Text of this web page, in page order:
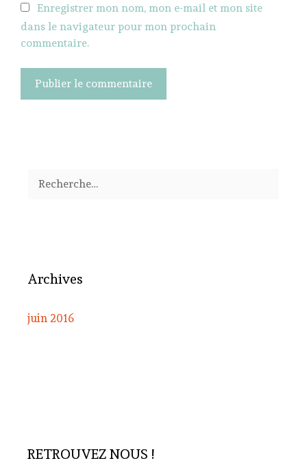
Enregistrer mon nom, mon e-mail et mon site
dans le navigateur pour mon prochain
commentaire.
Archives
juin 2016
RETROUVEZ NOUS !